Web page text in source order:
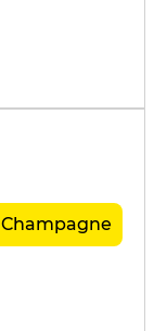
Champagne